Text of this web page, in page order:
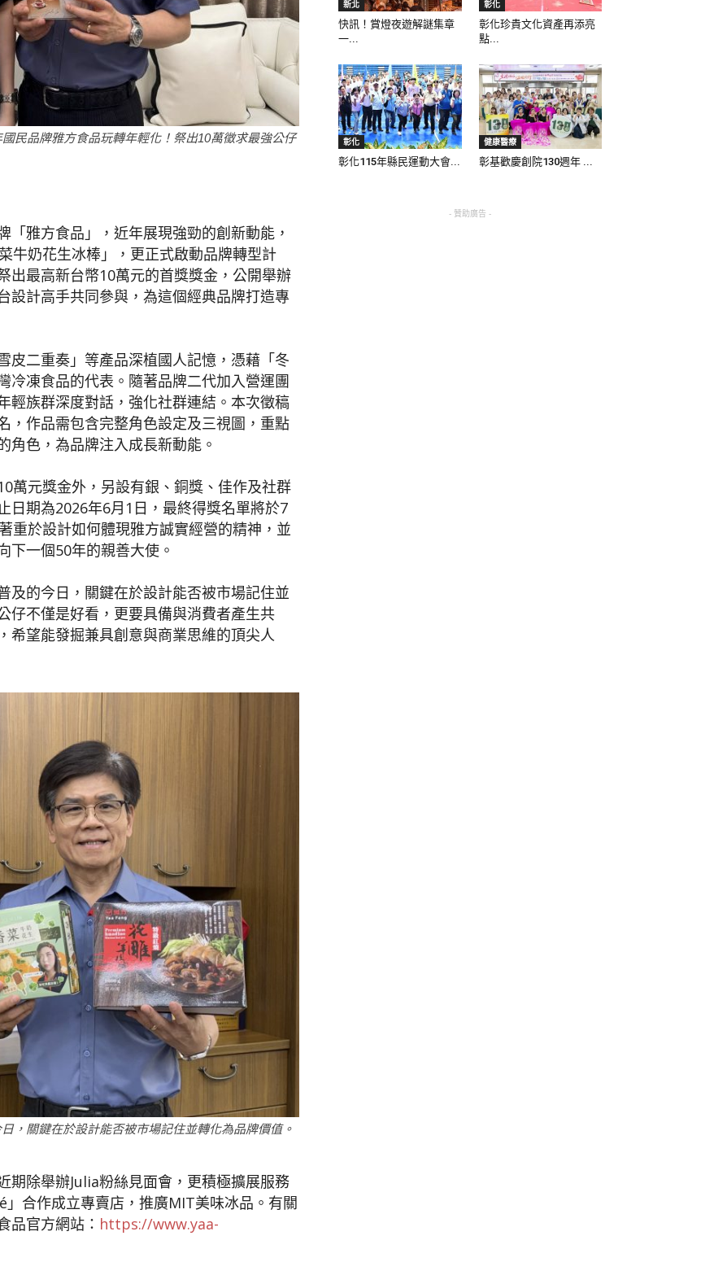
民品牌雅方食品玩轉年輕化！祭出10萬徵求最強公仔
雅方食品」，近年展現強勁的創新動能，
牛奶花生冰棒」，更正式啟動品牌轉型計
出最高新台幣10萬元的首獎獎金，公開舉辦
設計高手共同參與，為這個經典品牌打造專
皮二重奏」等產品深植國人記憶，憑藉「冬
冷凍食品的代表。隨著品牌二代加入營運團
輕族群深度對話，強化社群連結。本次徵稿
，作品需包含完整角色設定及三視圖，重點
角色，為品牌注入成長新動能。
萬元獎金外，另設有銀、銅獎、佳作及社群
日期為2026年6月1日，最終得獎名單將於7
重於設計如何體現雅方誠實經營的精神，並
下一個50年的親善大使。
及的今日，關鍵在於設計能否被市場記住並
仔不僅是好看，更要具備與消費者產生共
希望能發掘兼具創意與商業思維的頂尖人
，關鍵在於設計能否被市場記住並轉化為品牌價值。
期除舉辦Julia粉絲見面會，更積極擴展服務
合作成立專賣店，推廣MIT美味冰品。有關
品官方網站： https://www.yaa-
新北
快訊！賞燈夜遊解謎集章
一...
彰化
彰化珍貴文化資產再添亮
點...
彰化
彰化115年縣民運動大會...
健康醫療
彰基歡慶創院130週年 ...
- 贊助廣告 -